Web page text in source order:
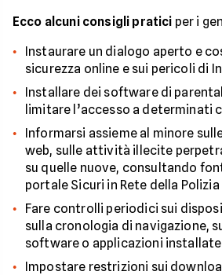
Ecco alcuni consigli pratici per i
Instaurare un dialogo aperto e
sicurezza online e sui pericoli di
Installare dei software di
limitare l’accesso a determinati
Informarsi assieme al minore
web, sulle attività illecite
su quelle nuove, consultando
portale Sicuri in Rete della
Fare controlli periodici sui
sulla cronologia di navigazione,
software o applicazioni installate
Impostare restrizioni sui